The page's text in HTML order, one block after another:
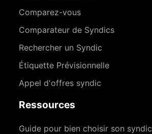
Comparez-vous
Comparateur de Syndics
Rechercher un Syndic
Étiquette Prévisionnelle
Appel d'offres syndic
Ressources
Guide pour bien choisir son syndic